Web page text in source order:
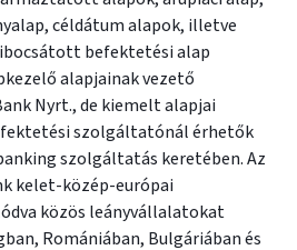
céldátum alapok, illetve
befektetési alap
alapjainak vezető
Nyrt., de kiemelt alapjai
szolgáltatónál érhetők
szolgáltatás keretében. Az
kelet-közép-európai
közös leányvállalatokat
Romániában, Bulgáriában és